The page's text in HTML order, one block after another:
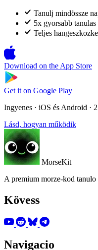
Tanulj mindössze
5x gyorsabb
Teljes
Download on the App Store
Get it on Google Play
Ingyenes · iOS és Android ·
Lásd, hogyan működik
MorseKit
A premium morze-kod
Kövess
Navigacio